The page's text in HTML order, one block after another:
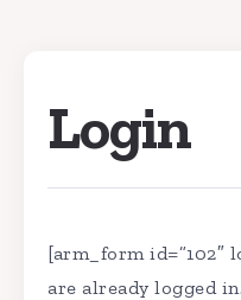
Login
[arm_form id=”102″
are already logged